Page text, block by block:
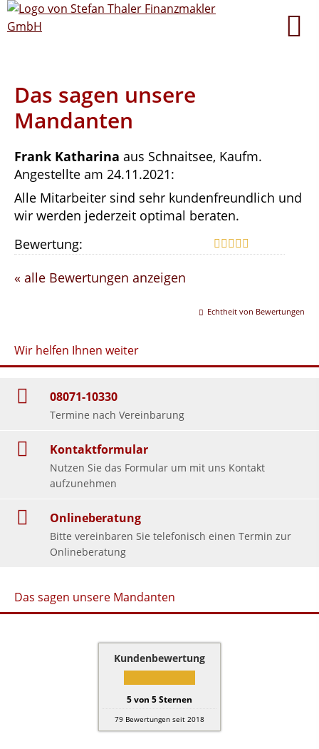
Das sagen unsere
Mandanten
Frank Katharina aus Schnaitsee, Kaufm.
Angestellte am 24.11.2021:
Alle Mitarbeiter sind sehr kundenfreundlich und
wir werden jederzeit optimal beraten.
Bewertung:
« alle Bewertungen anzeigen
Echtheit von Bewertungen
Wir helfen Ihnen weiter
08071-10330
Termine nach Vereinbarung
Kontaktformular
Nutzen Sie das Formular um mit uns Kontakt
aufzunehmen
Onlineberatung
Bitte vereinbaren Sie telefonisch einen Termin zur
Onlineberatung
Das sagen unsere Mandanten
Kundenbewertung
5von 5Sternen
79 Bewertungen seit 2018